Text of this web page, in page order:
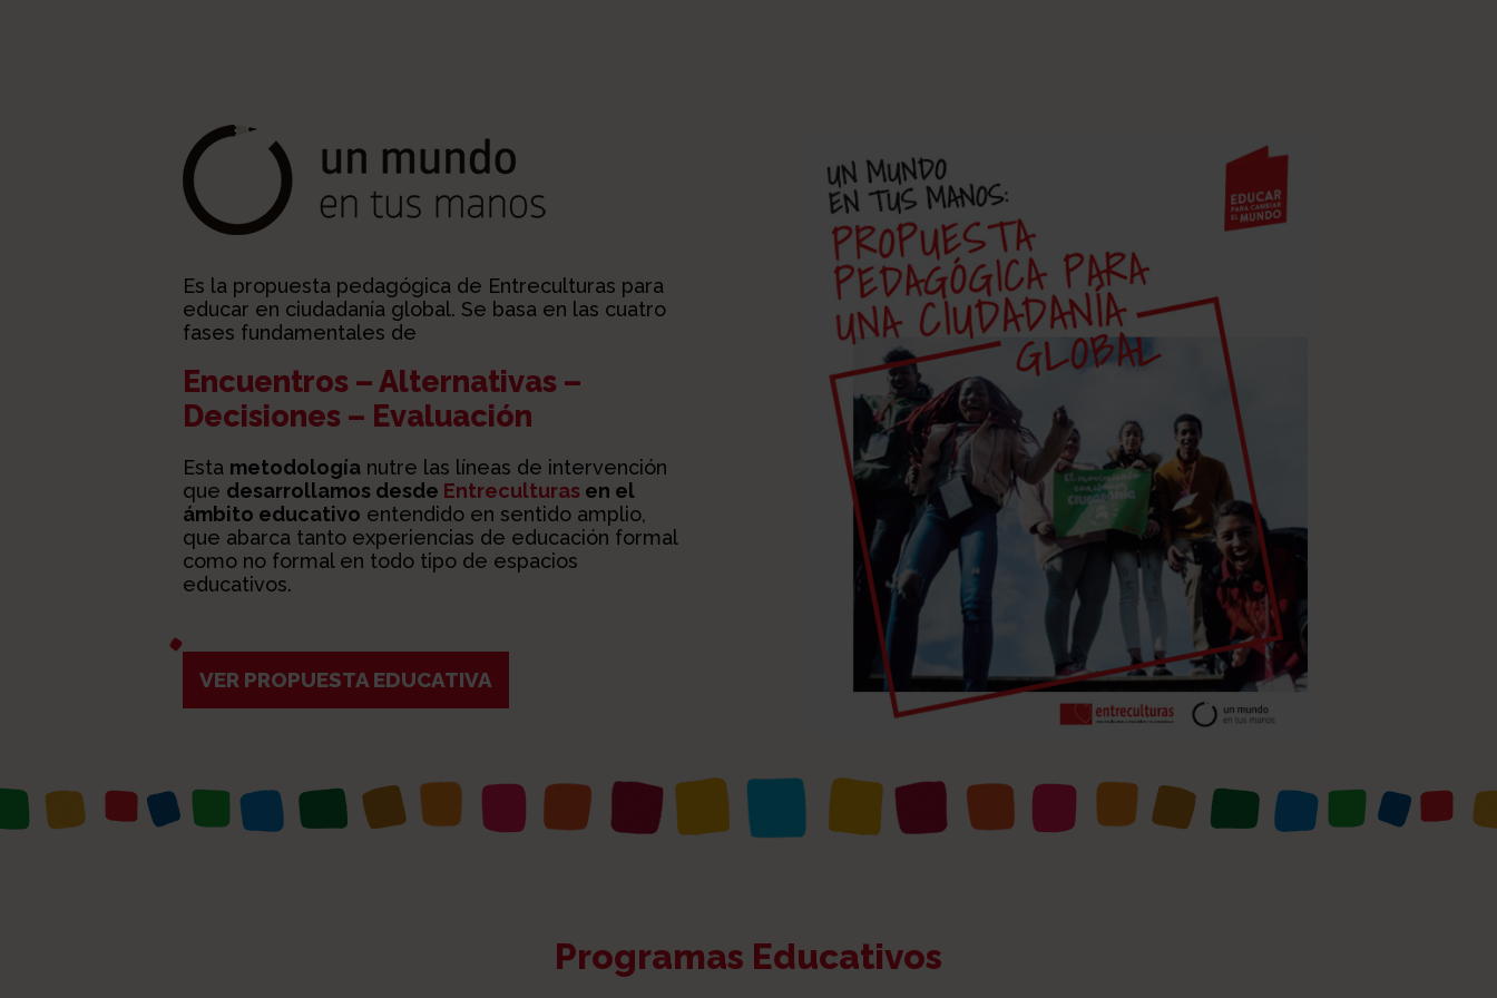
Es la propuesta pedagógica de Entreculturas para
educar en ciudadanía global. Se basa en las cuatro
fases fundamentales de
Encuentros – Alternativas –
Decisiones – Evaluación
Esta metodologíanutre las líneas de intervención
que desarrollamos desde Entreculturasen el
ámbito educativo entendido en sentido amplio,
que abarca tanto experiencias de educación formal
como no formal en todo tipo de espacios
educativos.
VER PROPUESTA EDUCATIVA
Programas Educativos